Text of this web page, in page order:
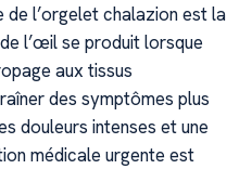
l’orgelet chalazion est la
l’œil se produit lorsque
aux tissus
des symptômes plus
douleurs intenses et une
médicale urgente est